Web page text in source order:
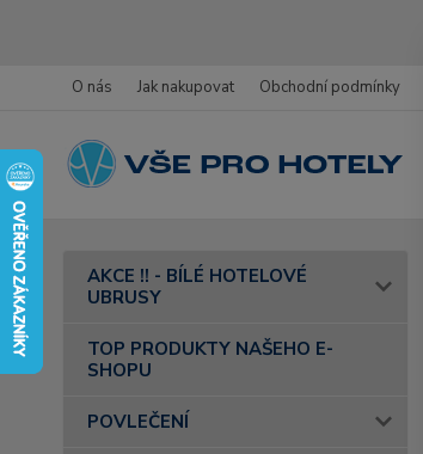
O nás Jak nakupovat Obchodní podmínky
AKCE !! - BÍLÉ HOTELOVÉ
UBRUSY
TOP PRODUKTY NAŠEHO E-
SHOPU
POVLEČENÍ